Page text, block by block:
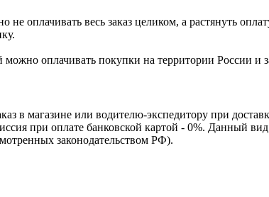
оплачивать весь заказ целиком, а растянуть
оплачивать покупки на территории России
в магазине или водителю-экспедитору при
при оплате банковской картой - 0%. Данный
законодательством РФ).